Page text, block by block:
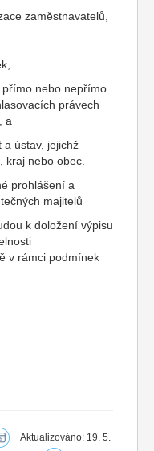
zaměstnavatelů,
nebo nepřímo
právech
a
a ústav, jejichž
kraj nebo obec.
prohlášení a
majitelů
k doložení výpisu
v rámci podmínek
Aktualizováno: 19. 5.